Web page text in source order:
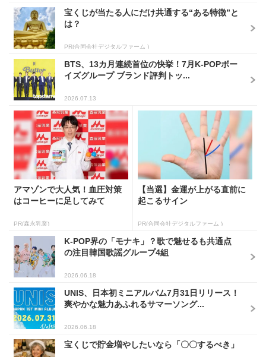
宝くじが当たる人にだけ共通する“ある特徴”と
は？
PR(合同会社デジタルファーム )
BTS、13カ月連続首位の快挙！7月K-POPボー
イズグループ ブランド評判トッ...
2026.07.13
アマゾンで大人気！血圧対策
はコーヒーに足してみて
PR(森永乳業)
【当選】金運が上がる直前に
起こるサイン
PR(合同会社デジタルファーム )
K-POP界の「モナキ」？歌で魅せるも共通点
の注目韓国歌謡グループ4組
2026.06.18
UNIS、日本初ミニアルバム7月31日リリース！
爽やかな魅力あふれるサマーソング...
2026.06.18
宝くじで貯金増やしたいなら「〇〇するべき」